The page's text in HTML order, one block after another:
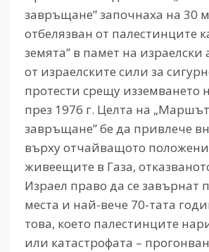
завръщане” започнаха на 30
отбелязван от палестинците
земята” в памет на израелски
от израелските сили за
протести срещу изземването
през 1976 г. Целта на
завръщане” бе да привлече
върху отчайващото
живеещите в Газа,
Израел право да се завърнат
места и най-вече 70-тата
това, което палестинците
или катастрофата –